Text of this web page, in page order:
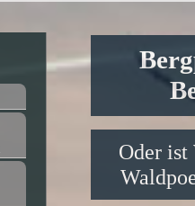
Oder ist